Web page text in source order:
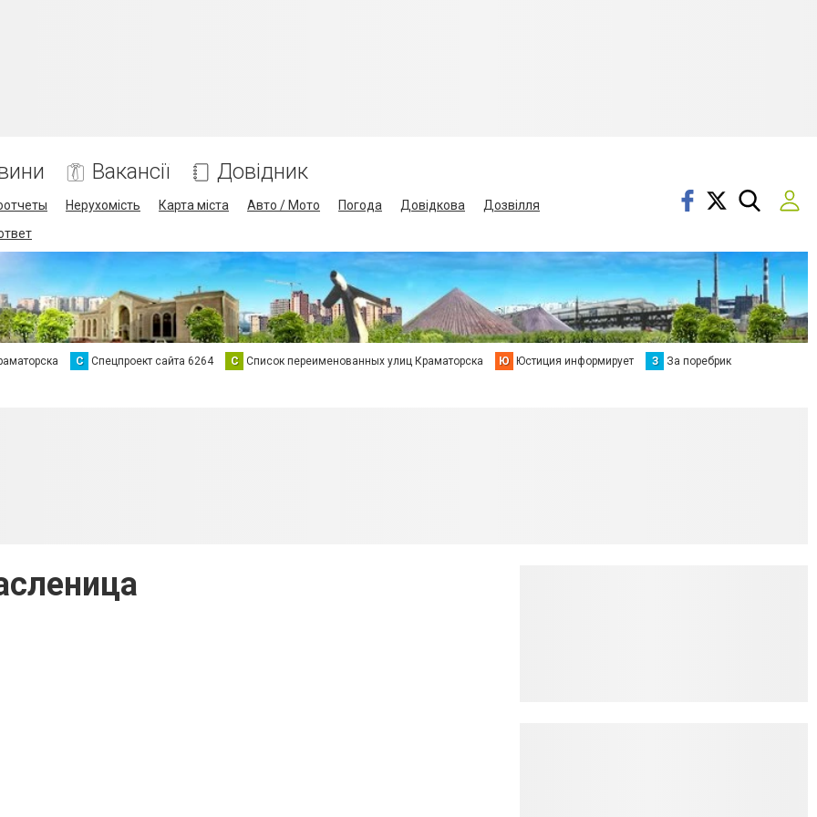
Вакансії Довідник
Нерухомість Карта міста Авто / Мото Погода Довідкова
Дозвілля
С Спецпроект сайта 6264 С Список переименованных улиц Краматорска Ю Юстиция информирует З За поребрик